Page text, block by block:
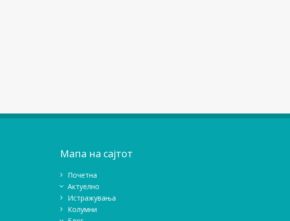
Мапа на сајтот
Почетна
Актуелно
Истражувањa
Колумни